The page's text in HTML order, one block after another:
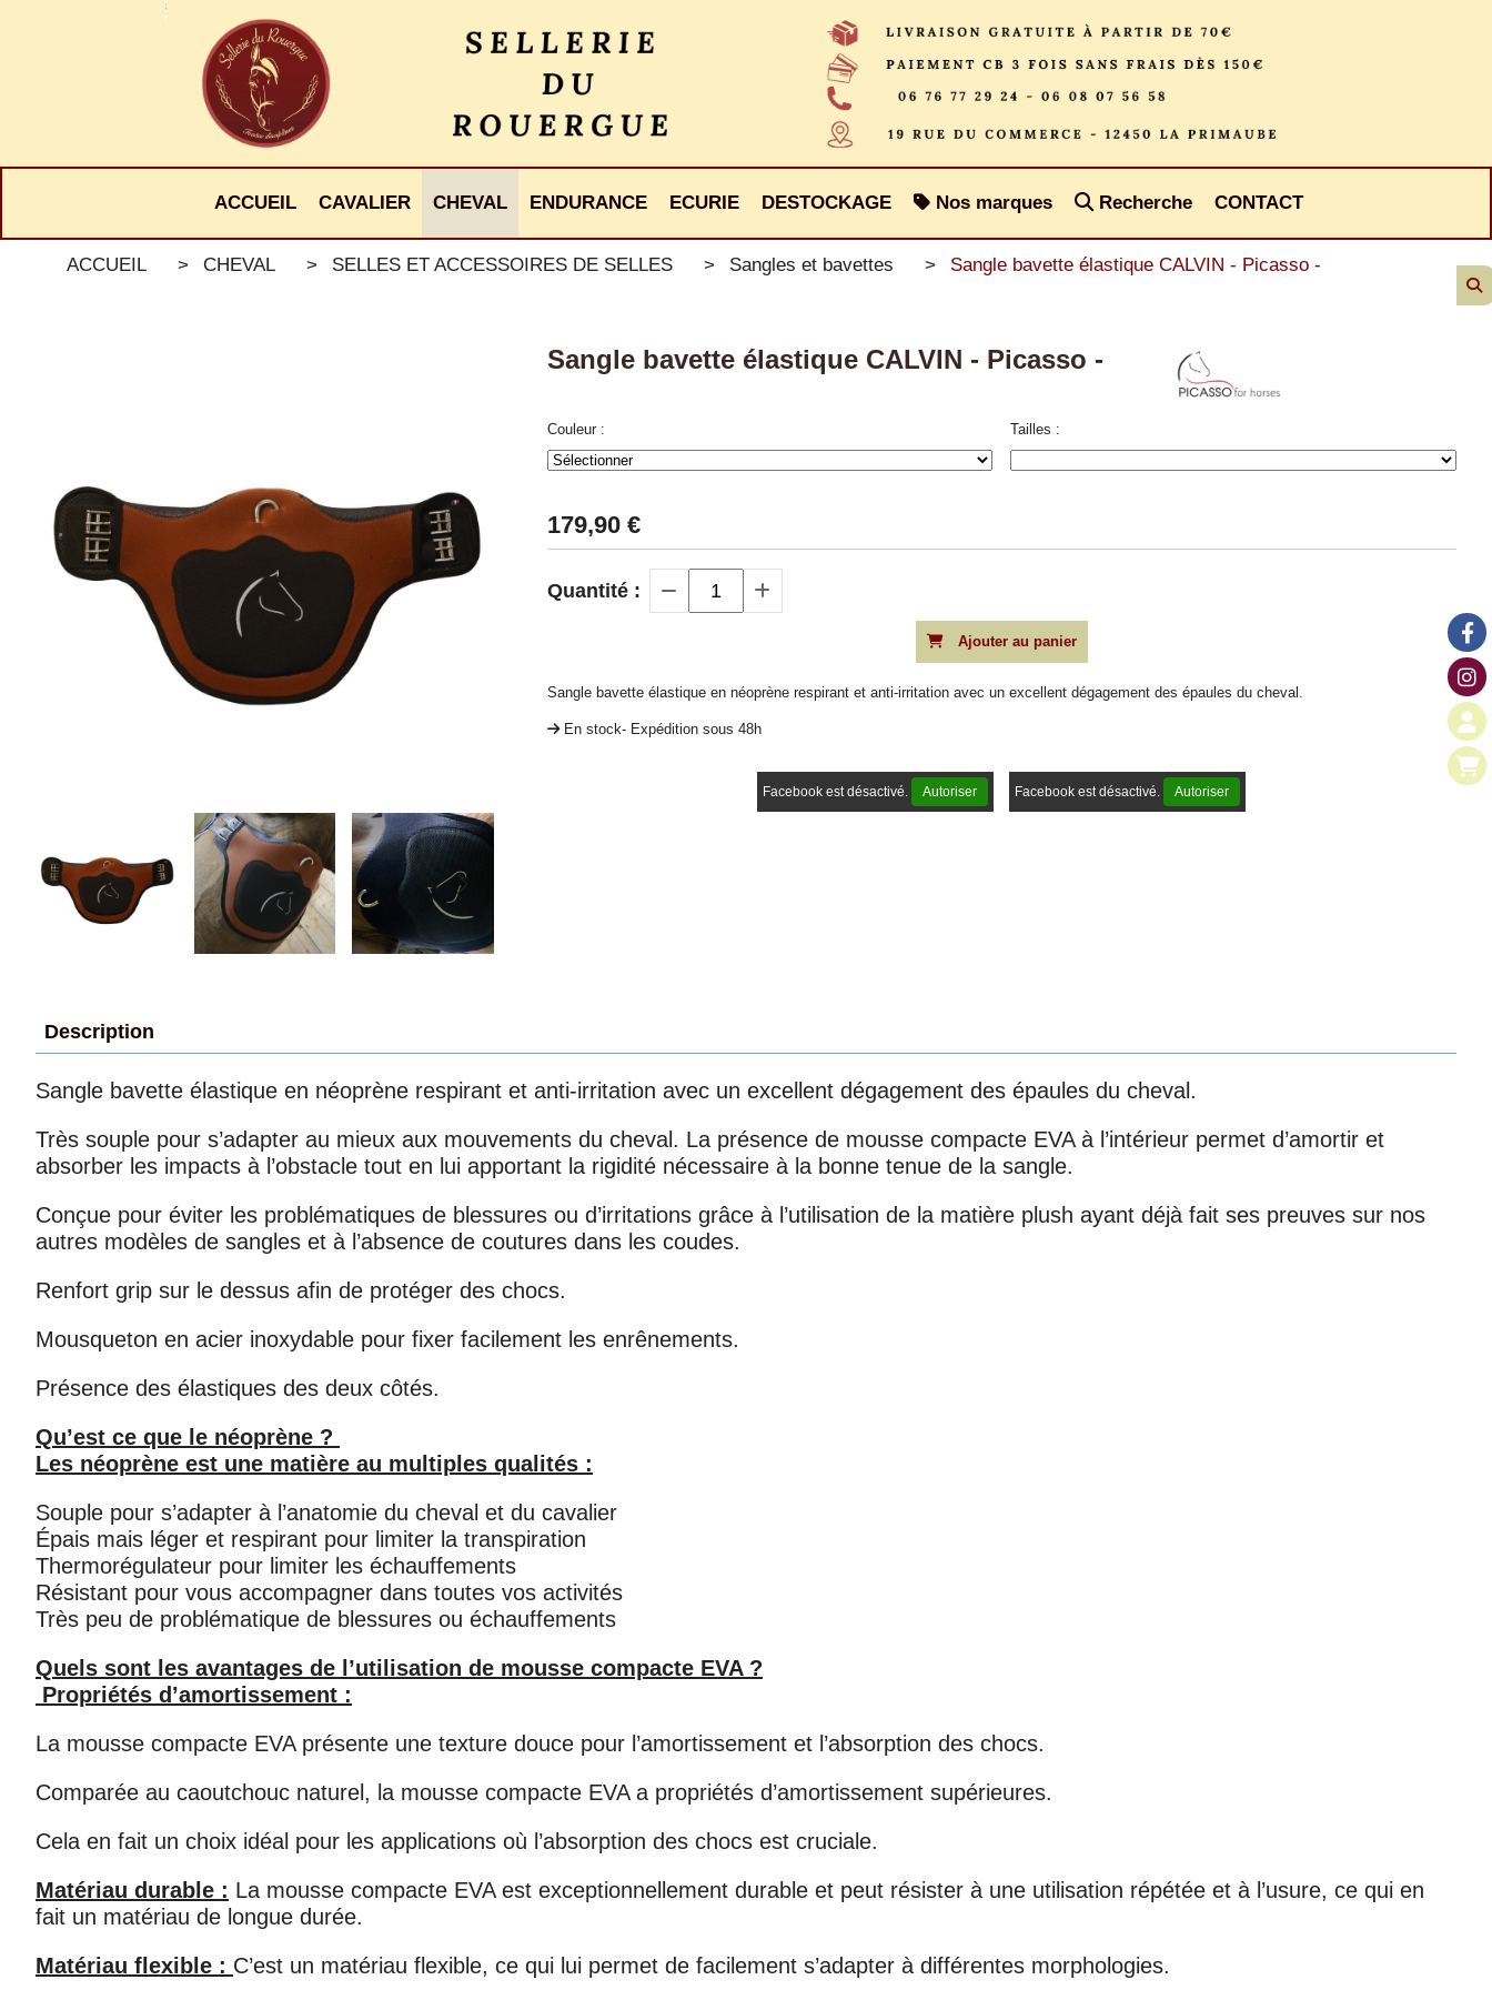
ACCUEIL CAVALIER CHEVAL ENDURANCE ECURIE DESTOCKAGE Nos marques Recherche CONTACT
ACCUEIL CHEVAL SELLES ET ACCESSOIRES DE SELLES Sangles et bavettes Sangle bavette élastique CALVIN - Picasso -
Sangle bavette élastique CALVIN - Picasso -
Couleur : Tailles :
179,90€
Quantité :
Ajouter au panier
Sangle bavette élastique en néoprène respirant et anti-irritation avec un excellent dégagement des épaules du cheval.
En stock- Expédition sous 48h
Facebook est désactivé. Autoriser Facebook est désactivé. Autoriser
Description
Sangle bavette élastique en néoprène respirant et anti-irritation avec un excellent dégagement des épaules du cheval.
Très souple pour s’adapter au mieux aux mouvements du cheval. La présence de mousse compacte EVA à l’intérieur permet d’amortir et
absorber les impacts à l’obstacle tout en lui apportant la rigidité nécessaire à la bonne tenue de la sangle.
Conçue pour éviter les problématiques de blessures ou d’irritations grâce à l’utilisation de la matière plush ayant déjà fait ses preuves sur nos
autres modèles de sangles et à l’absence de coutures dans les coudes.
Renfort grip sur le dessus afin de protéger des chocs.
Mousqueton en acier inoxydable pour fixer facilement les enrênements.
Présence des élastiques des deux côtés.
Qu’est ce que le néoprène ?
Les néoprène est une matière au multiples qualités :
Souple pour s’adapter à l’anatomie du cheval et du cavalier
Épais mais léger et respirant pour limiter la transpiration
Thermorégulateur pour limiter les échauffements
Résistant pour vous accompagner dans toutes vos activités
Très peu de problématique de blessures ou échauffements
Quels sont les avantages de l’utilisation de mousse compacte EVA ?
Propriétés d’amortissement :
La mousse compacte EVA présente une texture douce pour l’amortissement et l’absorption des chocs.
Comparée au caoutchouc naturel, la mousse compacte EVA a propriétés d’amortissement supérieures.
Cela en fait un choix idéal pour les applications où l’absorption des chocs est cruciale.
Matériau durable : La mousse compacte EVA est exceptionnellement durable et peut résister à une utilisation répétée et à l’usure, ce qui en
fait un matériau de longue durée.
Matériau flexible : C’est un matériau flexible, ce qui lui permet de facilement s’adapter à différentes morphologies.
Panneau de gestion des cookies